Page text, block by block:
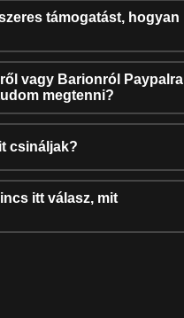
támogatást, hogyan
vagy Barionról Paypalra
megtenni?
csináljak?
itt válasz, mit